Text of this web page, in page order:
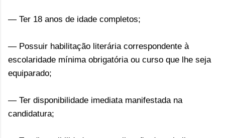
— Ter 18 anos de idade completos;
— Possuir habilitação literária correspondente à
escolaridade mínima obrigatória ou curso que lhe seja
equiparado;
— Ter disponibilidade imediata manifestada na
candidatura;